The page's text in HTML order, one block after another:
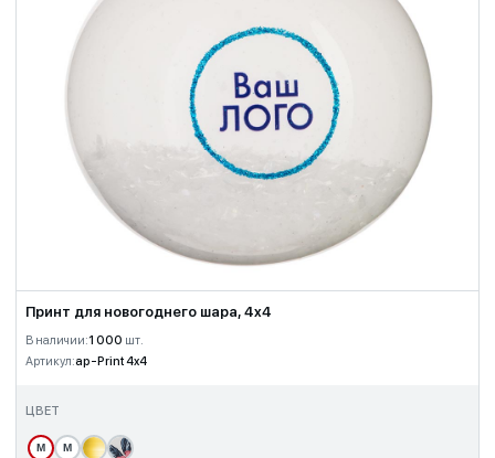
Принт для новогоднего шара, 4x4
В наличии:1 000 шт.
Артикул:ap-Print 4x4
ЦВЕТ
М М